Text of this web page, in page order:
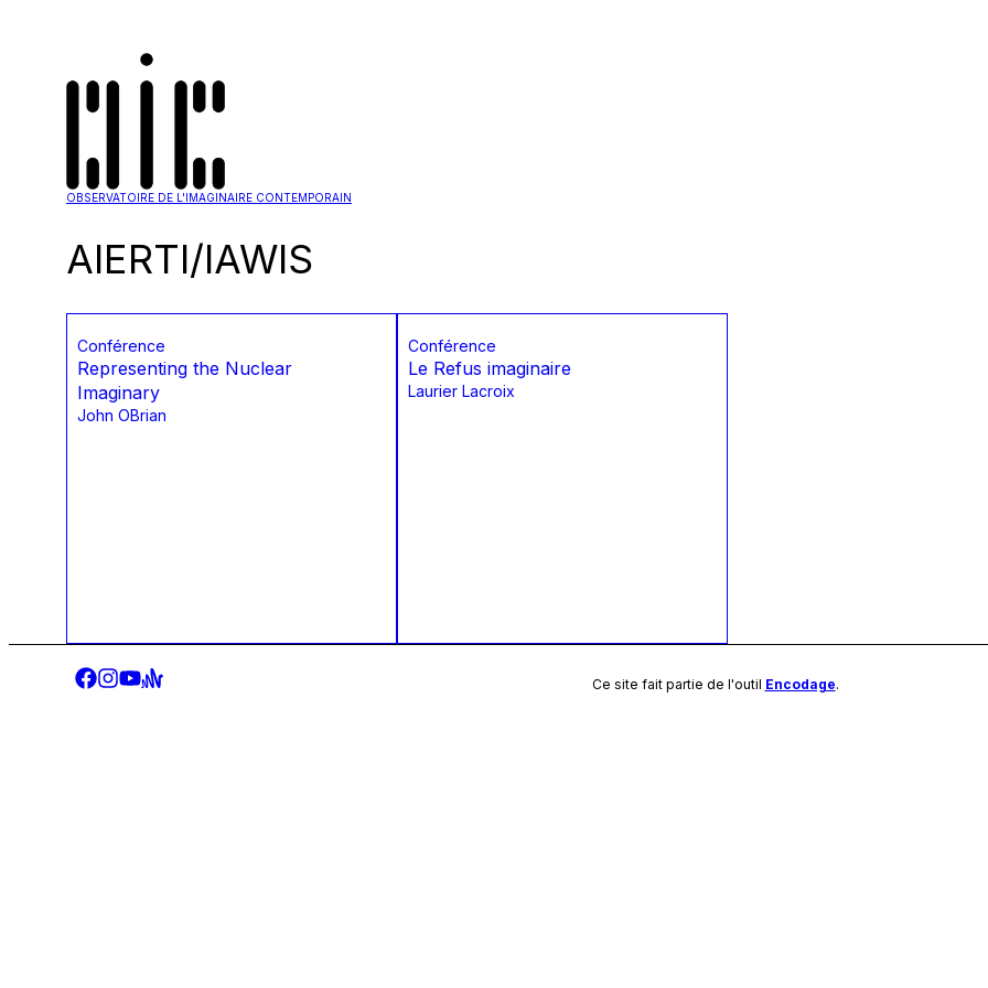
OBSERVATOIRE DE L'IMAGINAIRE CONTEMPORAIN
AIERTI/IAWIS
Conférence
Representing the Nuclear
Imaginary
John OBrian
Conférence
Le Refus imaginaire
Laurier Lacroix
Ce site fait partie de l'outil Encodage.